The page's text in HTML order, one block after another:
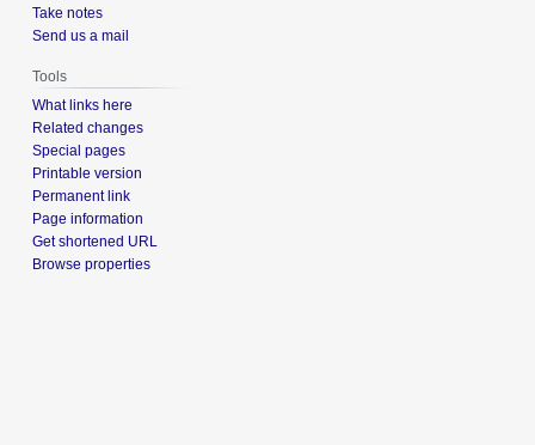
Take notes
Send us a mail
Tools
What links here
Related changes
Special pages
Printable version
Permanent link
Page information
Get shortened URL
Browse properties